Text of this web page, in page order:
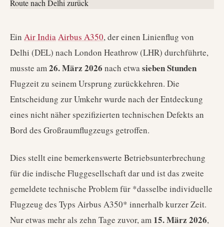
Ein Air IndiaAirbus A350, der einen Linienflug von
Delhi (DEL) nach London Heathrow (LHR) durchführte,
musste am26. März 2026 nach etwasieben Stunden
Flugzeit zu seinem Ursprung zurückkehren. Die
Entscheidung zur Umkehr wurde nach der Entdeckung
eines nicht näher spezifizierten technischen Defekts an
Bord des Großraumflugzeugs getroffen.
Dies stellt eine bemerkenswerte Betriebsunterbrechung
für die indische Fluggesellschaft dar und ist das zweite
gemeldete technische Problem für *dasselbe individuelle
Flugzeug des Typs Airbus A350* innerhalb kurzer Zeit.
Nur etwas mehr als zehn Tage zuvor, am 15. März 2026,